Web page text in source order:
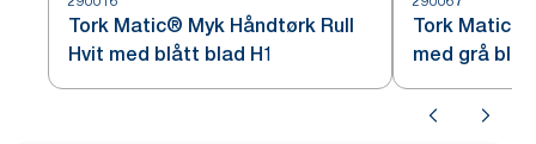
Tork Matic® Myk Håndtørk Rull
Hvit med blått blad H1
Tork Matic®
med grå